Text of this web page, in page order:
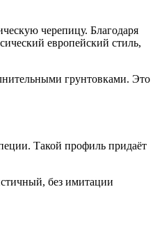
черепицу. Благодаря
европейский стиль,
грунтовками. Это
Такой профиль придаёт
без имитации